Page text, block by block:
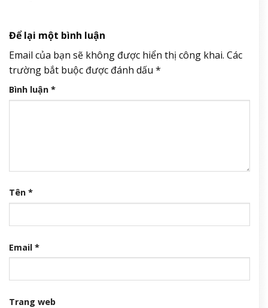
Để lại một bình luận
Email của bạn sẽ không được hiển thị công khai. Các
trường bắt buộc được đánh dấu *
Bình luận *
Tên *
Email *
Trang web